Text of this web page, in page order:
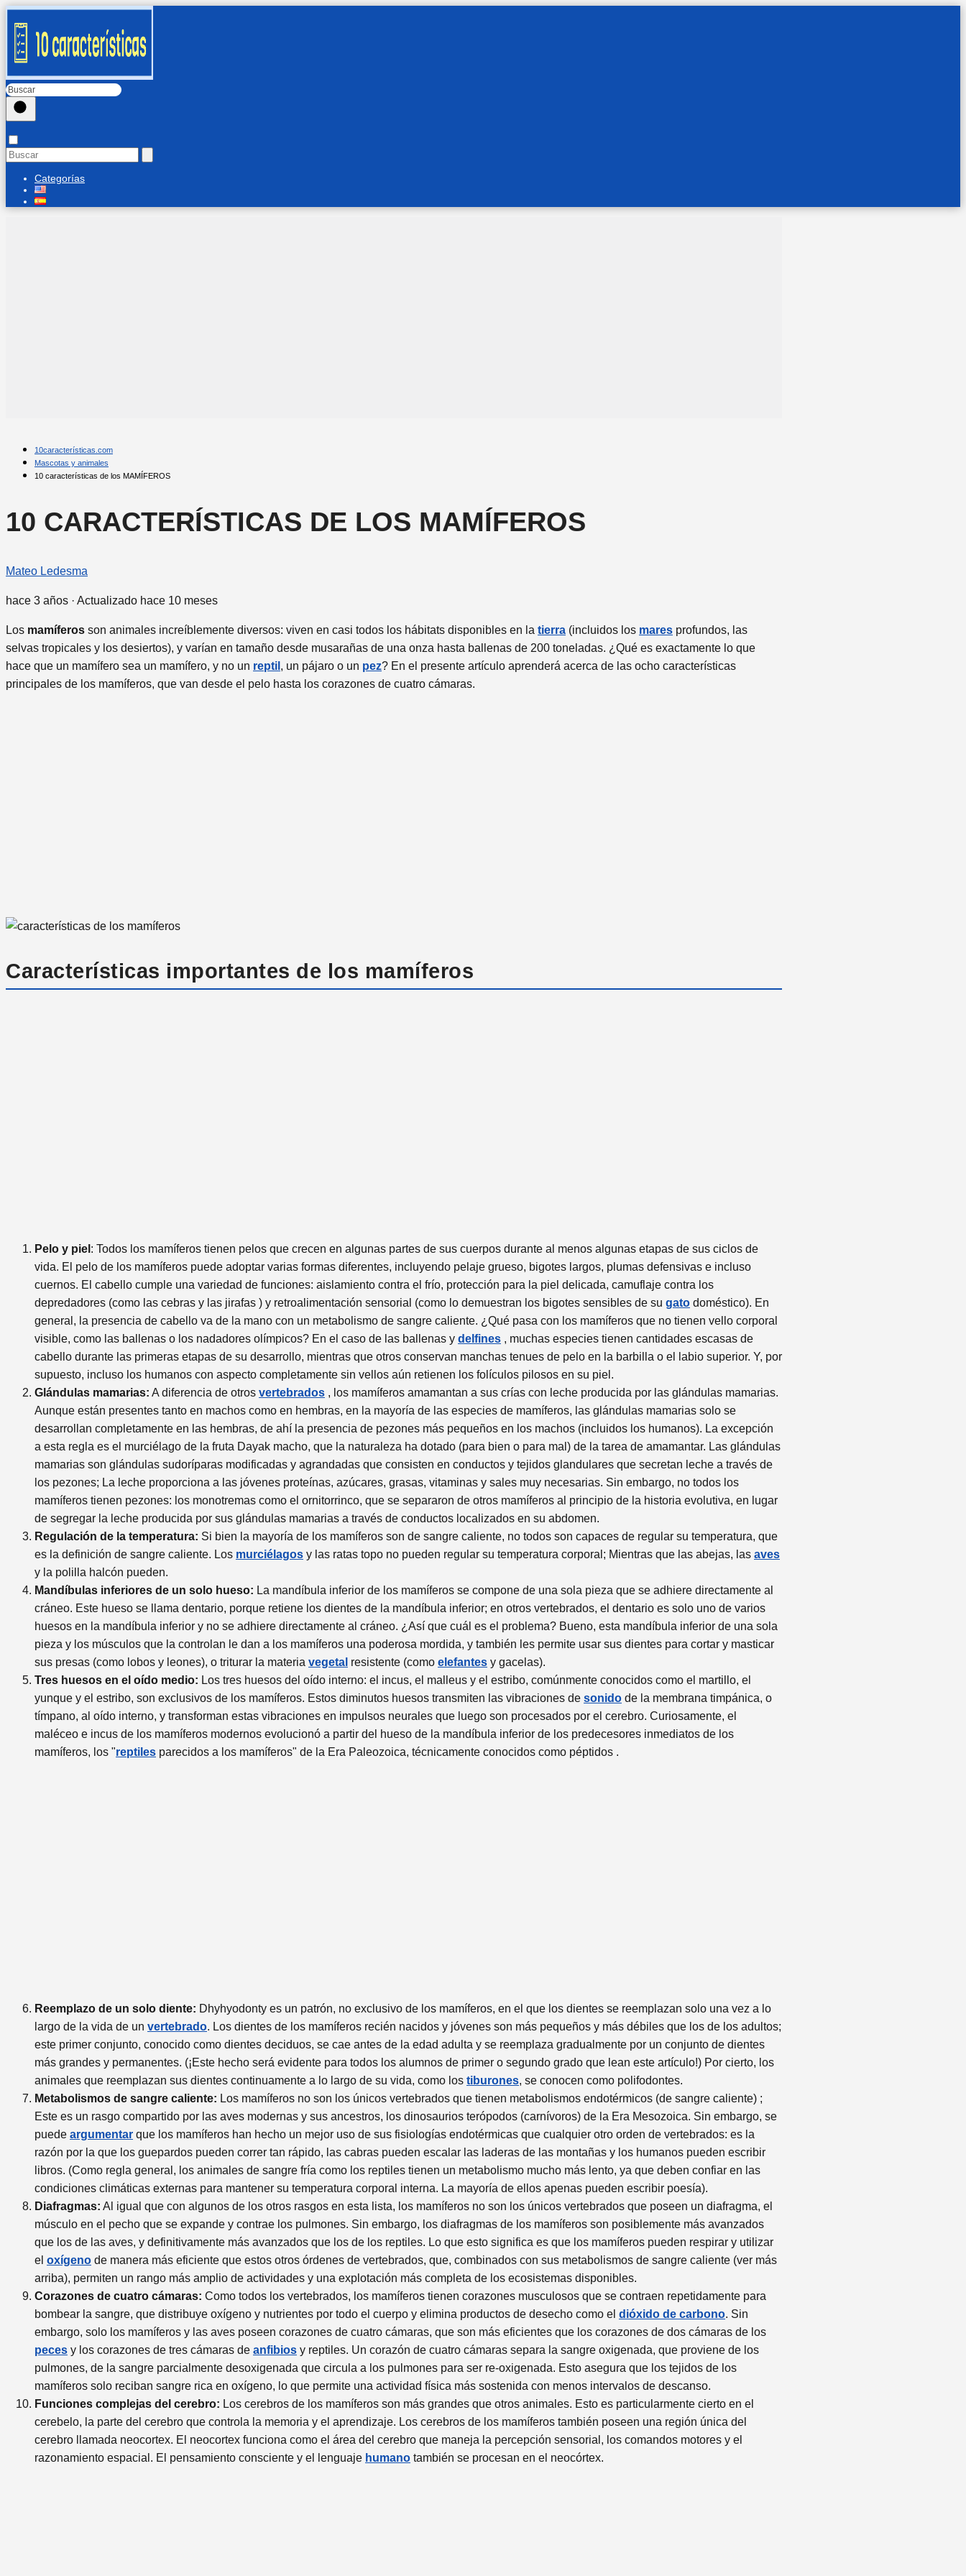
Categorías
10características.com
Mascotas y animales
10 características de los MAMÍFEROS
10 CARACTERÍSTICAS DE LOS MAMÍFEROS
Mateo Ledesma
hace 3 años · Actualizado hace 10 meses
Los mamíferos son animales increíblemente diversos: viven en casi todos los hábitats disponibles en la tierra (incluidos los mares profundos, las
selvas tropicales y los desiertos), y varían en tamaño desde musarañas de una onza hasta ballenas de 200 toneladas. ¿Qué es exactamente lo que
hace que un mamífero sea un mamífero, y no un reptil , un pájaro o un pez? En el presente artículo aprenderá acerca de las ocho características
principales de los mamíferos, que van desde el pelo hasta los corazones de cuatro cámaras.
Características importantes de los mamíferos
Pelo y piel : Todos los mamíferos tienen pelos que crecen en algunas partes de sus cuerpos durante al menos algunas etapas de sus ciclos de
vida. El pelo de los mamíferos puede adoptar varias formas diferentes, incluyendo pelaje grueso, bigotes largos, plumas defensivas e incluso
cuernos. El cabello cumple una variedad de funciones: aislamiento contra el frío, protección para la piel delicada, camuflaje contra los
depredadores (como las cebras y las jirafas ) y retroalimentación sensorial (como lo demuestran los bigotes sensibles de su gato doméstico). En
general, la presencia de cabello va de la mano con un metabolismo de sangre caliente. ¿Qué pasa con los mamíferos que no tienen vello corporal
visible, como las ballenas o los nadadores olímpicos? En el caso de las ballenas y delfines , muchas especies tienen cantidades escasas de
cabello durante las primeras etapas de su desarrollo, mientras que otros conservan manchas tenues de pelo en la barbilla o el labio superior. Y, por
supuesto, incluso los humanos con aspecto completamente sin vellos aún retienen los folículos pilosos en su piel.
Glándulas mamarias: A diferencia de otros vertebrados , los mamíferos amamantan a sus crías con leche producida por las glándulas mamarias.
Aunque están presentes tanto en machos como en hembras, en la mayoría de las especies de mamíferos, las glándulas mamarias solo se
desarrollan completamente en las hembras, de ahí la presencia de pezones más pequeños en los machos (incluidos los humanos). La excepción
a esta regla es el murciélago de la fruta Dayak macho, que la naturaleza ha dotado (para bien o para mal) de la tarea de amamantar. Las glándulas
mamarias son glándulas sudoríparas modificadas y agrandadas que consisten en conductos y tejidos glandulares que secretan leche a través de
los pezones; La leche proporciona a las jóvenes proteínas, azúcares, grasas, vitaminas y sales muy necesarias. Sin embargo, no todos los
mamíferos tienen pezones: los monotremas como el ornitorrinco, que se separaron de otros mamíferos al principio de la historia evolutiva, en lugar
de segregar la leche producida por sus glándulas mamarias a través de conductos localizados en su abdomen.
Regulación de la temperatura: Si bien la mayoría de los mamíferos son de sangre caliente, no todos son capaces de regular su temperatura, que
es la definición de sangre caliente. Los murciélagos y las ratas topo no pueden regular su temperatura corporal; Mientras que las abejas, las aves
y la polilla halcón pueden.
Mandíbulas inferiores de un solo hueso: La mandíbula inferior de los mamíferos se compone de una sola pieza que se adhiere directamente al
cráneo. Este hueso se llama dentario, porque retiene los dientes de la mandíbula inferior; en otros vertebrados, el dentario es solo uno de varios
huesos en la mandíbula inferior y no se adhiere directamente al cráneo. ¿Así que cuál es el problema? Bueno, esta mandíbula inferior de una sola
pieza y los músculos que la controlan le dan a los mamíferos una poderosa mordida, y también les permite usar sus dientes para cortar y masticar
sus presas (como lobos y leones), o triturar la materia vegetal resistente (como elefantes y gacelas).
Tres huesos en el oído medio: Los tres huesos del oído interno: el incus, el malleus y el estribo, comúnmente conocidos como el martillo, el
yunque y el estribo, son exclusivos de los mamíferos. Estos diminutos huesos transmiten las vibraciones de sonido de la membrana timpánica, o
tímpano, al oído interno, y transforman estas vibraciones en impulsos neurales que luego son procesados ​​por el cerebro. Curiosamente, el
maléceo e incus de los mamíferos modernos evolucionó a partir del hueso de la mandíbula inferior de los predecesores inmediatos de los
mamíferos, los "reptiles parecidos a los mamíferos" de la Era Paleozoica, técnicamente conocidos como péptidos .
Reemplazo de un solo diente: Dhyhyodonty es un patrón, no exclusivo de los mamíferos, en el que los dientes se reemplazan solo una vez a lo
largo de la vida de un vertebrado. Los dientes de los mamíferos recién nacidos y jóvenes son más pequeños y más débiles que los de los adultos;
este primer conjunto, conocido como dientes deciduos, se cae antes de la edad adulta y se reemplaza gradualmente por un conjunto de dientes
más grandes y permanentes. (¡Este hecho será evidente para todos los alumnos de primer o segundo grado que lean este artículo!) Por cierto, los
animales que reemplazan sus dientes continuamente a lo largo de su vida, como los tiburones, se conocen como polifodontes.
Metabolismos de sangre caliente: Los mamíferos no son los únicos vertebrados que tienen metabolismos endotérmicos (de sangre caliente) ;
Este es un rasgo compartido por las aves modernas y sus ancestros, los dinosaurios terópodos (carnívoros) de la Era Mesozoica. Sin embargo, se
puede argumentar que los mamíferos han hecho un mejor uso de sus fisiologías endotérmicas que cualquier otro orden de vertebrados: es la
razón por la que los guepardos pueden correr tan rápido, las cabras pueden escalar las laderas de las montañas y los humanos pueden escribir
libros. (Como regla general, los animales de sangre fría como los reptiles tienen un metabolismo mucho más lento, ya que deben confiar en las
condiciones climáticas externas para mantener su temperatura corporal interna. La mayoría de ellos apenas pueden escribir poesía).
Diafragmas: Al igual que con algunos de los otros rasgos en esta lista, los mamíferos no son los únicos vertebrados que poseen un diafragma, el
músculo en el pecho que se expande y contrae los pulmones. Sin embargo, los diafragmas de los mamíferos son posiblemente más avanzados
que los de las aves, y definitivamente más avanzados que los de los reptiles. Lo que esto significa es que los mamíferos pueden respirar y utilizar
el oxígeno de manera más eficiente que estos otros órdenes de vertebrados, que, combinados con sus metabolismos de sangre caliente (ver más
arriba), permiten un rango más amplio de actividades y una explotación más completa de los ecosistemas disponibles.
Corazones de cuatro cámaras: Como todos los vertebrados, los mamíferos tienen corazones musculosos que se contraen repetidamente para
bombear la sangre, que distribuye oxígeno y nutrientes por todo el cuerpo y elimina productos de desecho como el dióxido de carbono. Sin
embargo, solo los mamíferos y las aves poseen corazones de cuatro cámaras, que son más eficientes que los corazones de dos cámaras de los
peces y los corazones de tres cámaras de anfibios y reptiles. Un corazón de cuatro cámaras separa la sangre oxigenada, que proviene de los
pulmones, de la sangre parcialmente desoxigenada que circula a los pulmones para ser re-oxigenada. Esto asegura que los tejidos de los
mamíferos solo reciban sangre rica en oxígeno, lo que permite una actividad física más sostenida con menos intervalos de descanso.
Funciones complejas del cerebro: Los cerebros de los mamíferos son más grandes que otros animales. Esto es particularmente cierto en el
cerebelo, la parte del cerebro que controla la memoria y el aprendizaje. Los cerebros de los mamíferos también poseen una región única del
cerebro llamada neocortex. El neocortex funciona como el área del cerebro que maneja la percepción sensorial, los comandos motores y el
razonamiento espacial. El pensamiento consciente y el lenguaje humano también se procesan en el neocórtex.